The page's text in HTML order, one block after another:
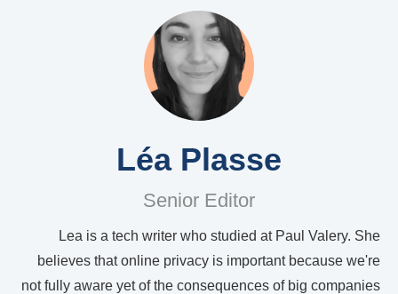
Léa Plasse
Senior Editor
Lea is a tech writer who studied at Paul Valery. She
believes that online privacy is important because we're
not fully aware yet of the consequences of big companies